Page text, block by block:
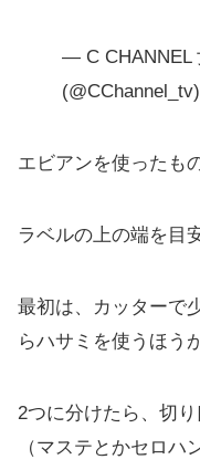
— C CHANNEL
(@CChannel_tv)
エビアンを使ったも
ラベルの上の端を目
最初は、カッターで
らハサミを使うほう
2つに分けたら、切
（マステとかセロハ